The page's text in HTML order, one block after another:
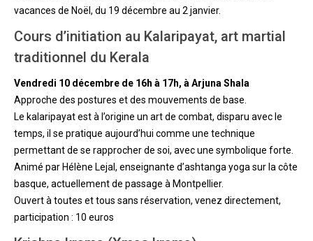
vacances de Noël, du 19 décembre au 2 janvier.
‌Cours d’initiation au Kalaripayat, art martial
traditionnel du Kerala
Vendredi 10 décembre de 16h à 17h, à Arjuna Shala
Approche des postures et des mouvements de base.
Le kalaripayat est à l’origine un art de combat, disparu avec le
temps, il se pratique aujourd’hui comme une technique
permettant de se rapprocher de soi, avec une symbolique forte.
Animé par Hélène Lejal, enseignante d’ashtanga yoga sur la côte
basque, actuellement de passage à Montpellier.
Ouvert à toutes et tous sans réservation, venez directement,
participation : 10 euros